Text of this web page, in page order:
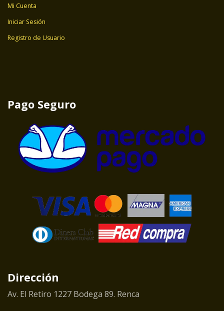
Mi Cuenta
Iniciar Sesión
Registro de Usuario
Pago Seguro
Dirección
Av. El Retiro 1227 Bodega 89. Renca